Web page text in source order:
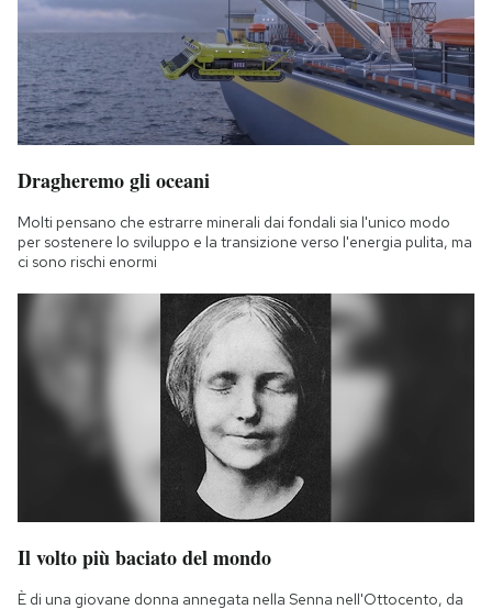
Dragheremo gli oceani
Molti pensano che estrarre minerali dai fondali sia l'unico modo
per sostenere lo sviluppo e la transizione verso l'energia pulita, ma
ci sono rischi enormi
Il volto più baciato del mondo
È di una giovane donna annegata nella Senna nell'Ottocento, da